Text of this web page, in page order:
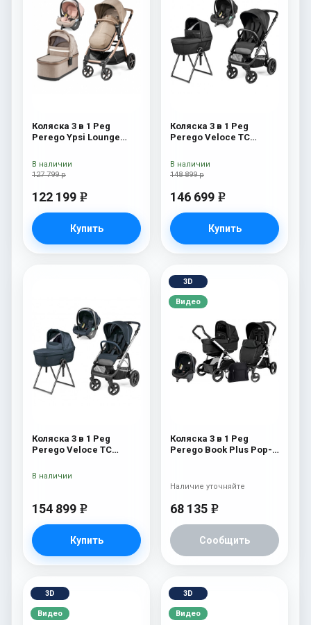
Коляска 3 в 1 Peg
Perego Ypsi Lounge
127 799 р
122 199 e
Купить
В наличии
Коляска 3 в 1 Peg
Perego Veloce TC
Black New
148 899 р
146 699 e
Купить
В наличии
Коляска 3 в 1 Peg
Perego Veloce TC
New
154 899 e
Купить
В наличии
3D
Видео
Коляска 3 в 1 Peg
Perego Book Plus Pop-
Pop-Up Completo) Onyx
68 135 e
Сообщить
Наличие уточняйте
3D
Видео
3D
Видео